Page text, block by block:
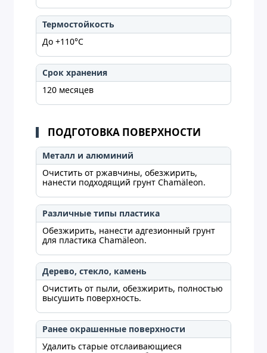
Термостойкость
До +110°C
Срок хранения
120 месяцев
ПОДГОТОВКА ПОВЕРХНОСТИ
Металл и алюминий
Очистить от ржавчины, обезжирить,
нанести подходящий грунт Chamäleon.
Различные типы пластика
Обезжирить, нанести адгезионный грунт
для пластика Chamäleon.
Дерево, стекло, камень
Очистить от пыли, обезжирить, полностью
высушить поверхность.
Ранее окрашенные поверхности
Удалить старые отслаивающиеся